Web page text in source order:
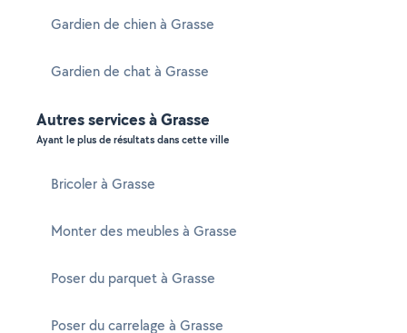
Gardien de chien à Grasse
Gardien de chat à Grasse
Autres services à Grasse
Ayant le plus de résultats dans cette ville
Bricoler à Grasse
Monter des meubles à Grasse
Poser du parquet à Grasse
Poser du carrelage à Grasse